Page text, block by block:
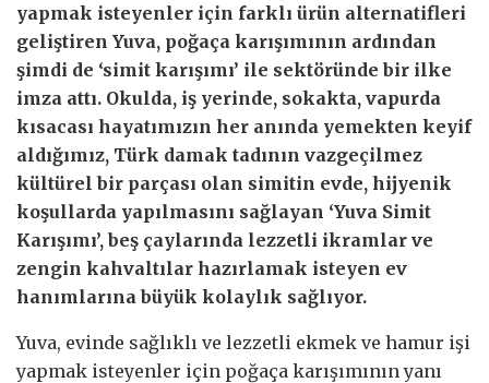
yapmak isteyenler için farklı ürün alternatifleri
geliştiren Yuva, poğaça karışımının ardından
şimdi de ‘simit karışımı’ ile sektöründe bir ilke
imza attı. Okulda, iş yerinde, sokakta, vapurda
kısacası hayatımızın her anında yemekten keyif
aldığımız, Türk damak tadının vazgeçilmez
kültürel bir parçası olan simitin evde, hijyenik
koşullarda yapılmasını sağlayan ‘Yuva Simit
Karışımı’, beş çaylarında lezzetli ikramlar ve
zengin kahvaltılar hazırlamak isteyen ev
hanımlarına büyük kolaylık sağlıyor.
Yuva, evinde sağlıklı ve lezzetli ekmek ve hamur işi
yapmak isteyenler için poğaça karışımının yanı